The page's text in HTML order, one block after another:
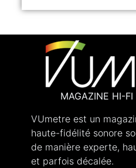
MAGAZINE HI-
VUmetre est un
haute-fidélité sonore
de manière experte,
et parfois décalée.